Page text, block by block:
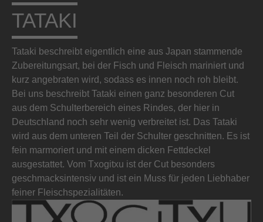
TATAKI
Tataki beschreibt eigentlich eine aus Japan stammende
Zubereitungsart, bei der Fisch und Fleisch mariniert und
kurz angebraten wird, sodass es innen noch roh bleibt.
Bei uns beschreibt Tataki einen ganz besonderen Cut
aus dem Schulterbereich eines Rindes, der hier in
Deutschland noch sehr wenig verbreitet ist. Das Tataki
wird aus dem unteren Teil der Schulter geschnitten. Es ist
fein marmoriert und mit einem dicken Fettdeckel
ausgestattet. Vom Txogitxu ist der Cut besonders
geschmacksintensiv und ist ein Muss für jeden Liebhaber
feiner Fleischspezialitäten.